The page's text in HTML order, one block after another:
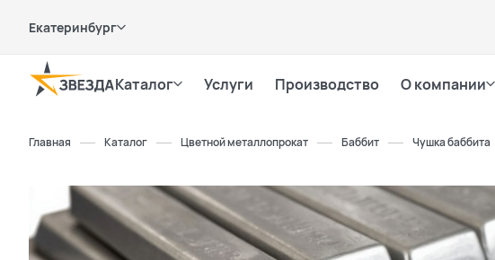
Екатеринбург
Каталог Услуги Производство О компании
Главная Каталог Цветной металлопрокат Баббит Чушка баббита